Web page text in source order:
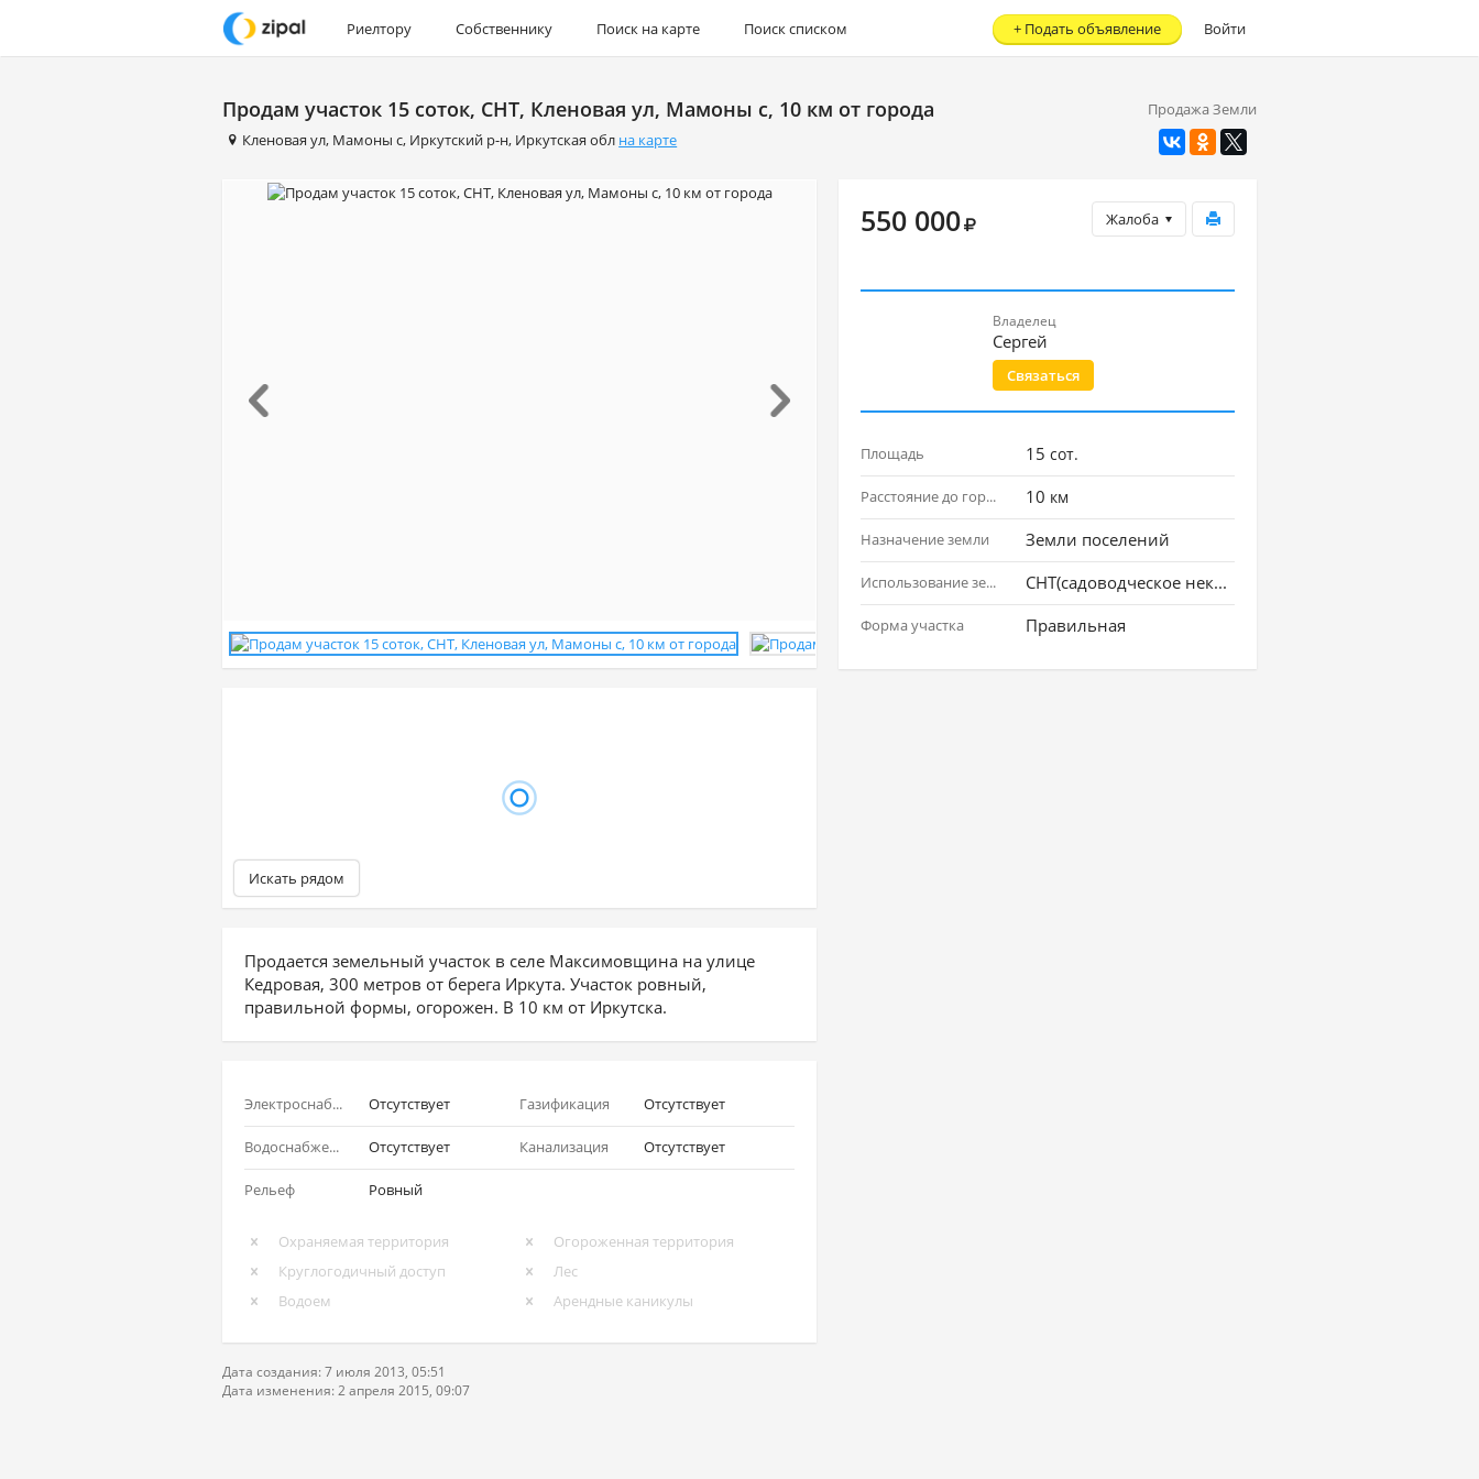
Риелтору Собственнику Поиск на карте Поиск списком Войти
+ Подать объявление
Продажа Земли
Продам участок 15 соток, СНТ, Кленовая ул, Мамоны с, 10 км от города
Кленовая ул, Мамоны с, Иркутский р-н, Иркутская обл на карте
Искать рядом
Продается земельный участок в селе Максимовщина на улице
Кедровая, 300 метров от берега Иркута. Участок ровный,
правильной формы, огорожен. В 10 км от Иркутска.
Электроснабжение Отсутствует Газификация Отсутствует
Водоснабжение Отсутствует Канализация Отсутствует
Рельеф Ровный
Охраняемая территория
Огороженная территория
Круглогодичный доступ
Лес
Водоем
Арендные каникулы
Дата создания: 7 июля 2013, 05:51
Дата изменения: 2 апреля 2015, 09:07
Жалоба
550 000
Владелец
Сергей
Связаться
Площадь 15 сот.
Расстояние до города 10 км
Назначение земли Земли поселений
Использование земли СНТ(садоводческое некоммерческое товарищество)
Форма участка Правильная